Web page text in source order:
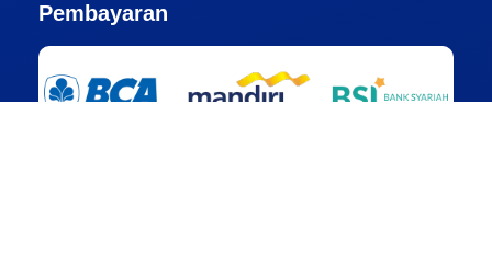
Pembayaran